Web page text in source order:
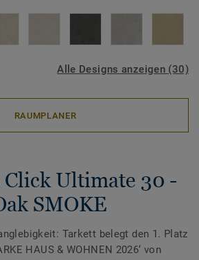
Alle Designs anzeigen (30)
RAUMPLANER
Click Ultimate 30 -
SMOKE
Tarkett belegt den 1. Platz
HAUS & WOHNEN 2026‘ von